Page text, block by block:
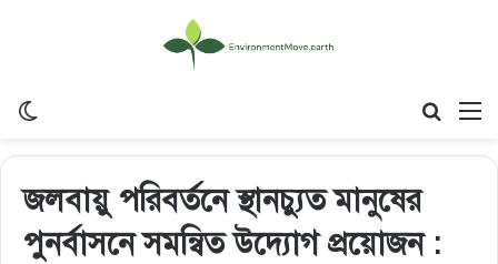
জলবায়ু পরিবর্তনে স্থানচ্যুত মানুষের
পুনর্বাসনে সমন্বিত উদ্যোগ প্রয়োজন :